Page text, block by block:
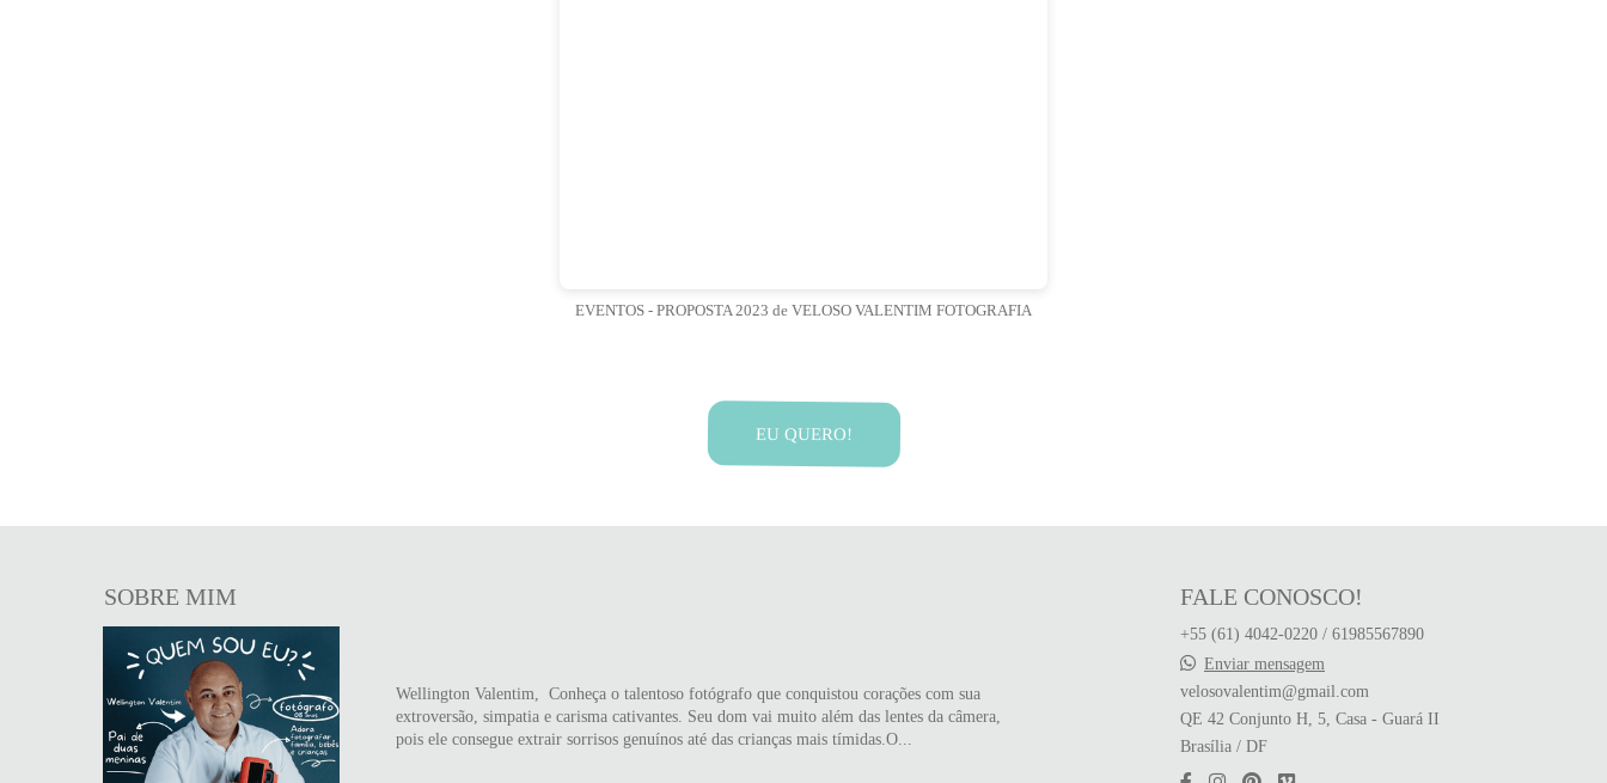
EVENTOS - PROPOSTA 2023 de VELOSO VALENTIM FOTOGRAFIA
EU QUERO!
SOBRE MIM
Wellington Valentim, Conheça o talentoso fotógrafo que conquistou corações com sua
extroversão, simpatia e carisma cativantes. Seu dom vai muito além das lentes da câmera,
pois ele consegue extrair sorrisos genuínos até das crianças mais tímidas.O...
FALE CONOSCO!
+55 (61) 4042-0220 / 61985567890
Enviar mensagem
velosovalentim@gmail.com
QE 42 Conjunto H, 5, Casa - Guará II
Brasília / DF